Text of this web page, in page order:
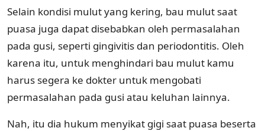
Selain kondisi mulut yang kering, bau mulut saat
puasa juga dapat disebabkan oleh permasalahan
pada gusi, seperti gingivitis dan periodontitis. Oleh
karena itu, untuk menghindari bau mulut kamu
harus segera ke dokter untuk mengobati
permasalahan pada gusi atau keluhan lainnya.
Nah, itu dia hukum menyikat gigi saat puasa beserta